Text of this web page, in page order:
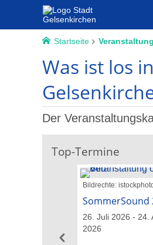
Startseite
Was ist los in
Der
Top-Termine
Bildrechte:
SommerSound
26. Juli 2026 - 24.
2026